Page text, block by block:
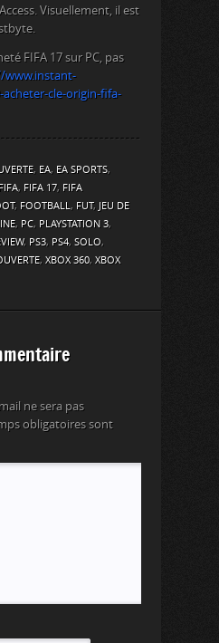
Visuellement, il est
FIFA 17 sur PC, pas
www.instant-
cle-origin-fifa-
, EA, EA SPORTS,
FIFA, FIFA 17, FIFA
, FOOTBALL, FUT, JEU DE
, PC, PLAYSTATION 3,
, PS3, PS4, SOLO,
, XBOX 360, XBOX
ne sera pas
obligatoires sont